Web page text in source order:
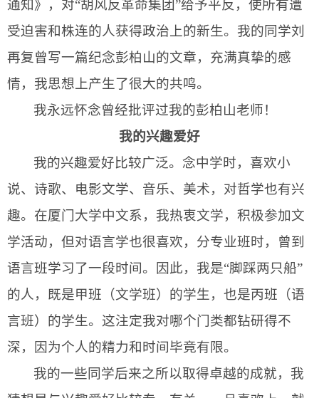
通知》，对“胡风反革命集团”给予平反，使所有遭
受迫害和株连的人获得政治上的新生。我的同学刘
再复曾写一篇纪念彭柏山的文章，充满真挚的感
情，我思想上产生了很大的共鸣。
我永远怀念曾经批评过我的彭柏山老师！
我的兴趣爱好
我的兴趣爱好比较广泛。念中学时，喜欢小
说、诗歌、电影文学、音乐、美术，对哲学也有兴
趣。在厦门大学中文系，我热衷文学，积极参加文
学活动，但对语言学也很喜欢，分专业班时，曾到
语言班学习了一段时间。因此，我是“脚踩两只船”
的人，既是甲班（文学班）的学生，也是丙班（语
言班）的学生。这注定我对哪个门类都钻研得不
深，因为个人的精力和时间毕竟有限。
我的一些同学后来之所以取得卓越的成就，我